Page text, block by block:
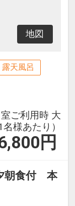
地図
露天風呂
ご利用時 大
名様あたり）
円
朝食付 本